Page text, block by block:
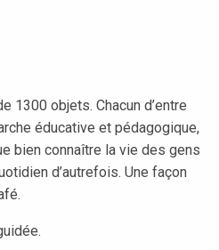
1300 objets. Chacun d’entre
éducative et pédagogique,
bien connaître la vie des gens
d’autrefois. Une façon